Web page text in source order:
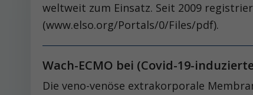
weltweit zum Einsatz. Seit 2009
(www.elso.org/Portals/0/Files/pdf).
Wach-ECMO bei (Covid-19-
Die veno-venöse extrakorporale